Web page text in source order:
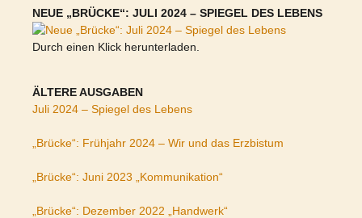
NEUE „BRÜCKE“: JULI 2024 – SPIEGEL DES LEBENS
Durch einen Klick herunterladen.
ÄLTERE AUSGABEN
Juli 2024 – Spiegel des Lebens
„Brücke“: Frühjahr 2024 – Wir und das Erzbistum
„Brücke“: Juni 2023 „Kommunikation“
„Brücke“: Dezember 2022 „Handwerk“